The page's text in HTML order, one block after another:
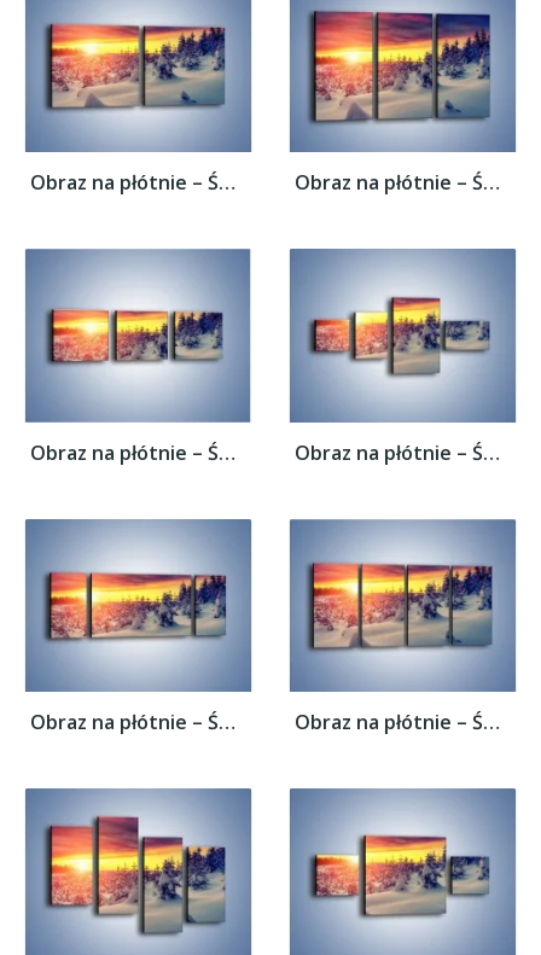
Obraz na płótnie – Świat zatopiony w... Obraz na płótnie – Świat zatopiony w...
Obraz na płótnie – Świat zatopiony w... Obraz na płótnie – Świat zatopiony w...
Obraz na płótnie – Świat zatopiony w... Obraz na płótnie – Świat zatopiony w...